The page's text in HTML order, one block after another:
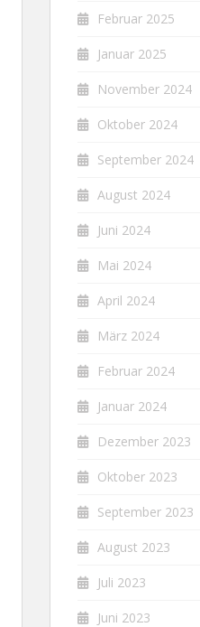
Februar 2025
Januar 2025
November 2024
Oktober 2024
September 2024
August 2024
Juni 2024
Mai 2024
April 2024
März 2024
Februar 2024
Januar 2024
Dezember 2023
Oktober 2023
September 2023
August 2023
Juli 2023
Juni 2023